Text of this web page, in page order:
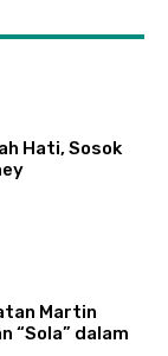
Hati, Sosok
Martin
“Sola” dalam